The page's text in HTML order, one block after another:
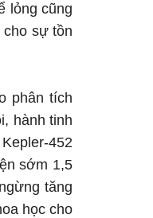
lỏng cũng
cho sự tồn
phân tích
hành tinh
452
sớm 1,5
tăng
học cho